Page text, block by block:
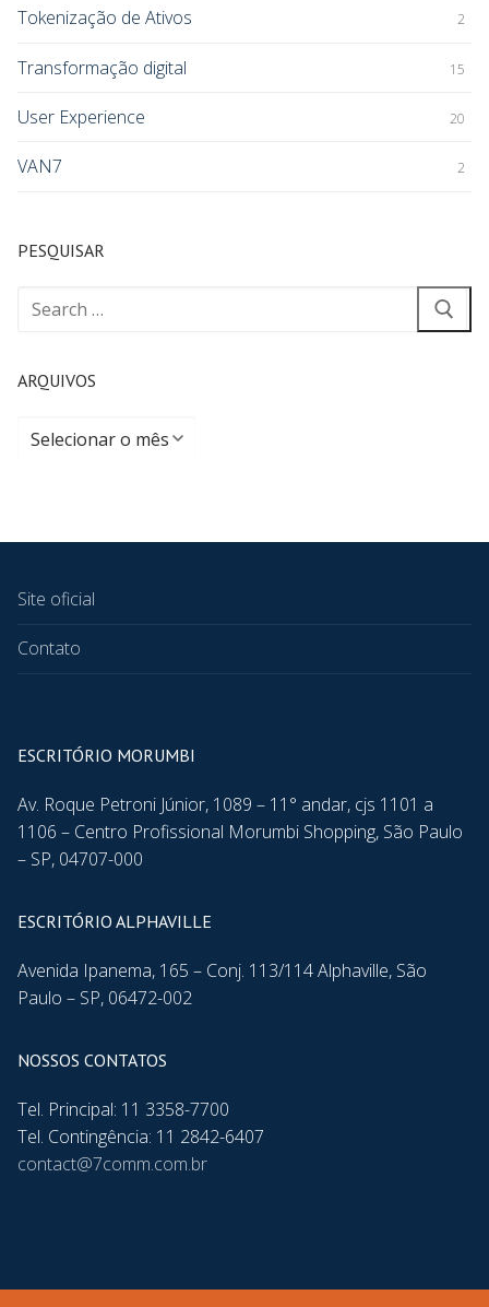
Tokenização de Ativos 2
Transformação digital 15
User Experience 20
VAN7 2
PESQUISAR
ARQUIVOS
Site oficial
Contato
ESCRITÓRIO MORUMBI
Av. Roque Petroni Júnior, 1089 – 11° andar, cjs 1101 a
1106 – Centro Profissional Morumbi Shopping, São Paulo
– SP, 04707-000
ESCRITÓRIO ALPHAVILLE
Avenida Ipanema, 165 – Conj. 113/114 Alphaville, São
Paulo – SP, 06472-002
NOSSOS CONTATOS
Tel. Principal: 11 3358-7700
Tel. Contingência: 11 2842-6407
contact@7comm.com.br